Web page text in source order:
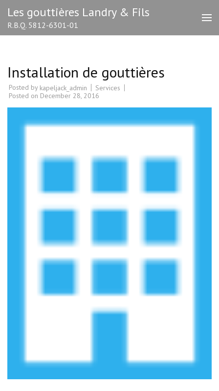
content
(Press
Les gouttières Landry & Fils
R.B.Q. 5812-6301-01
Installation de gouttières
Posted by kapeljack_admin
Services
Posted on December 28, 2016